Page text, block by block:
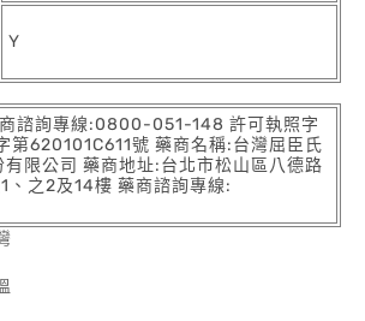
Y
諮詢專線:0800-051-148 許可執照字
第620101C611號 藥商名稱:台灣屈臣氏
限公司 藥商地址:台北市松山區八德路
、之2及14樓 藥商諮詢專線: